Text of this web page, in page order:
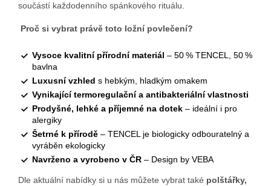
součástí každodenního spánkového rituálu.
Proč si vybrat právě toto ložní povlečení?
Vysoce kvalitní přírodní materiál – 50 % TENCEL, 50 %
bavlna
Luxusní vzhled s hebkým, hladkým omakem
Vynikající termoregulační a antibakteriální vlastnosti
Prodyšné, lehké a příjemné na dotek – ideální i pro
alergiky
Šetrné k přírodě – TENCEL je biologicky odbouratelný a
vyráběn ekologicky
Navrženo a vyrobeno v ČR – Design by VEBA
Dle aktuální nabídky si u nás můžete vybrat také polštářky,